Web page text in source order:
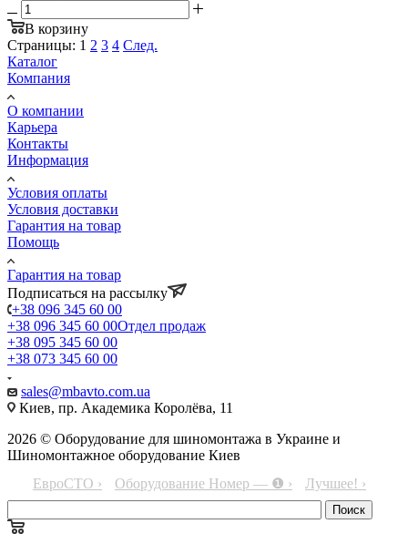
В корзину
Страницы: 1 2 3 4 След.
Каталог
Компания
О компании
Карьера
Контакты
Информация
Условия оплаты
Условия доставки
Гарантия на товар
Помощь
Гарантия на товар
Подписаться на рассылку
+38 096 345 60 00
+38 096 345 60 00Отдел продаж
+38 095 345 60 00
+38 073 345 60 00
sales@mbavto.com.ua
Киев, пр. Академика Королёва, 11
2026 © Оборудование для шиномонтажа в Украине и
Шиномонтажное оборудование Киев
ЕвроСТО ›
Оборудование Номер — ❶ › Лучшее! ›